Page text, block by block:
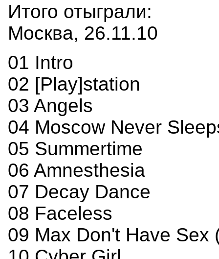
Итого отыграли:
Москва, 26.11.10
01 Intro
02 [Play]station
03 Angels
04 Moscow Never
05 Summertime
06 Amnesthesia
07 Decay Dance
08 Faceless
09 Max Don't Have Sex